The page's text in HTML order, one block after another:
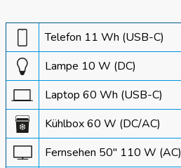
Telefon 11 Wh (USB-C)
Lampe 10 W (DC)
Laptop 60 Wh (USB-C)
Kühlbox 60 W (DC/AC)
Fernsehen 50" 110 W (AC)